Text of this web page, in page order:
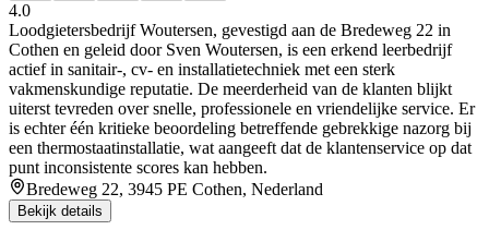
4.0
Loodgietersbedrijf Woutersen, gevestigd aan de Bredeweg 22 in
Cothen en geleid door Sven Woutersen, is een erkend leerbedrijf
actief in sanitair-, cv- en installatietechniek met een sterk
vakmenskundige reputatie. De meerderheid van de klanten blijkt
uiterst tevreden over snelle, professionele en vriendelijke service. Er
is echter één kritieke beoordeling betreffende gebrekkige nazorg bij
een thermostaatinstallatie, wat aangeeft dat de klantenservice op dat
punt inconsistente scores kan hebben.
Bredeweg 22, 3945 PE Cothen, Nederland
Bekijk details